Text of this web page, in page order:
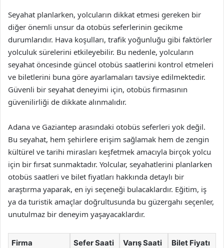
Seyahat planlarken, yolcuların dikkat etmesi gereken bir
diğer önemli unsur da otobüs seferlerinin gecikme
durumlarıdır. Hava koşulları, trafik yoğunluğu gibi faktörler
yolculuk sürelerini etkileyebilir. Bu nedenle, yolcuların
seyahat öncesinde güncel otobüs saatlerini kontrol etmeleri
ve biletlerini buna göre ayarlamaları tavsiye edilmektedir.
Güvenli bir seyahat deneyimi için, otobüs firmasının
güvenilirliği de dikkate alınmalıdır.
Adana ve Gaziantep arasındaki otobüs seferleri yok değil.
Bu seyahat, hem şehirlere erişim sağlamak hem de zengin
kültürel ve tarihi mirasları keşfetmek amacıyla birçok yolcu
için bir fırsat sunmaktadır. Yolcular, seyahatlerini planlarken
otobüs saatleri ve bilet fiyatları hakkında detaylı bir
araştırma yaparak, en iyi seçeneği bulacaklardır. Eğitim, iş
ya da turistik amaçlar doğrultusunda bu güzergahı seçenler,
unutulmaz bir deneyim yaşayacaklardır.
Firma Sefer Saati Varış Saati Bilet Fiyatı